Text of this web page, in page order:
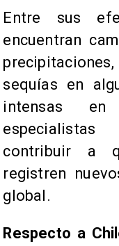
Entre sus
encuentran
sequías en
intensas
contribuir a
registren
global.
Respecto a